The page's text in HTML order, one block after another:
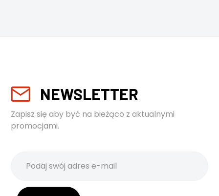
NEWSLETTER
Zapisz się aby być na bieżąco z aktualnymi
promocjami.